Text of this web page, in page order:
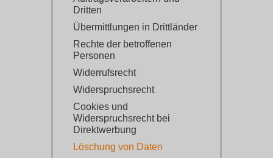
Dritten
Übermittlungen in Drittländer
Rechte der betroffenen
Personen
Widerrufsrecht
Widerspruchsrecht
Cookies und
Widerspruchsrecht bei
Direktwerbung
Löschung von Daten